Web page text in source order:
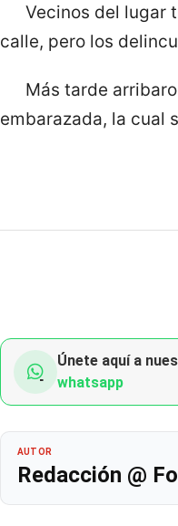
Vecinos del lugar
calle, pero los
Más tarde
embarazada, la cual
Únete aquí a
whatsapp
AUTOR
Redacción @